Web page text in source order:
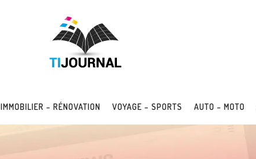
IMMOBILIER – RÉNOVATION VOYAGE – SPORTS AUTO – MOTO